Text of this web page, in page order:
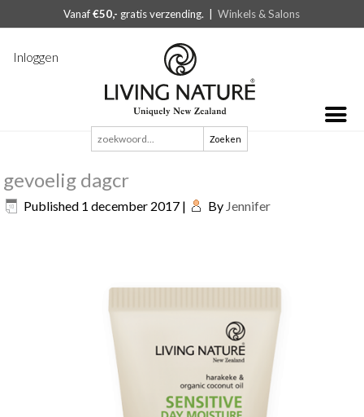
Vanaf€50,- gratis verzending. |Winkels & Salons
Inloggen
Zoeken
naar:
gevoelig dagcr
Published 1 december 2017 | By Jennifer